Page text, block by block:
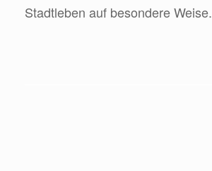
Stadtleben auf besondere Weise.